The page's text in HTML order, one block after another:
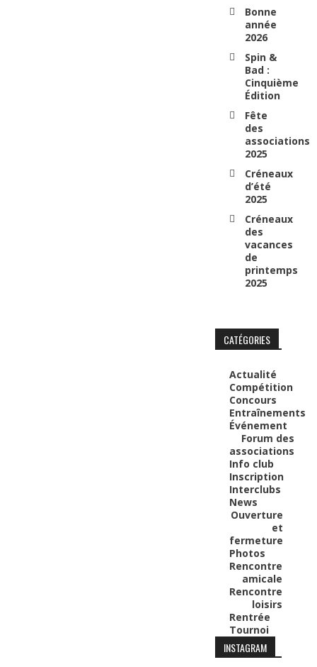
Bonne
année
2026
Spin &
Bad :
Cinquième
Édition
Fête
des
associations
2025
Créneaux
d’été
2025
Créneaux
des
vacances
de
printemps
2025
CATÉGORIES
Actualité
Compétition
Concours
Entraînements
Événement
Forum des
associations
Info club
Inscription
Interclubs
News
Ouverture
et
fermeture
Photos
Rencontre
amicale
Rencontre
loisirs
Rentrée
Tournoi
INSTAGRAM